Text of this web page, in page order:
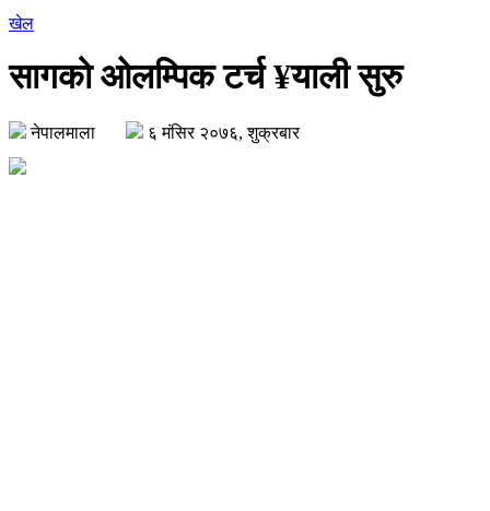
खेल
सागको ओलम्पिक टर्च ¥याली सुरु
नेपालमाला ६ मंसिर २०७६, शुक्रबार